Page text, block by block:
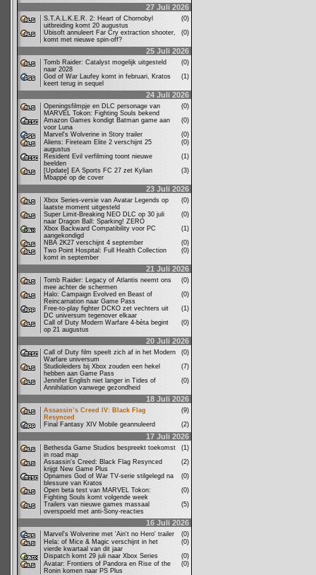
27 Juli 2026
S.T.A.L.K.E.R. 2: Heart of Chornobyl
uitbreiding komt 20 augustus
(0)
Ubisoft annuleert Far Cry extraction shooter,
komt met nieuwe spin-off?
(0)
25 Juli 2026
Tomb Raider: Catalyst mogelijk uitgesteld
naar 2028
(0)
God of War Laufey komt in februari, Kratos
keert terug in sequel
(1)
24 Juli 2026
Openingsfilmpje en DLC personage van
MARVEL Tokon: Fighting Souls bekend
(0)
Amazon Games kondigt Batman game aan
voor Luna
(0)
Marvel's Wolverine in Story trailer
(0)
Aliens: Fireteam Elite 2 verschijnt 25
augustus
(0)
Resident Evil verfilming toont nieuwe
beelden
(1)
[Update] EA Sports FC 27 zet Kylian
Mbappé op de cover
(3)
23 Juli 2026
Xbox Series-versie van Avatar Legends op
laatste moment uitgesteld
(0)
Super Limit-Breaking NEO DLC op 30 juli
naar Dragon Ball: Sparking! ZERO
(0)
Xbox Backward Compatibility voor PC
aangekondigd
(1)
NBA 2K27 verschijnt 4 september
(0)
Two Point Hospital: Full Health Collection
komt in september
(0)
21 Juli 2026
Tomb Raider: Legacy of Atlantis neemt ons
mee achter de schermen
(0)
Halo: Campaign Evolved en Beast of
Reincarnation naar Game Pass
(0)
Free-to-play fighter DCKO zet vechters uit
DC universum tegenover elkaar
(1)
Call of Duty Modern Warfare 4-bèta begint
op 21 augustus
(0)
20 Juli 2026
Call of Duty film speelt zich af in het Modern
Warfare universum
(0)
Studioleiders bij Xbox zouden een hekel
hebben aan Game Pass
(7)
Jennifer English niet langer in Tides of
Annihilation vanwege gezondheid
(0)
18 Juli 2026
Assassin’s Creed IV: Black Flag
Resynced
(9)
Final Fantasy XIV Mobile geannuleerd
(2)
17 Juli 2026
Bethesda Game Studios bespreekt toekomst
in road map
(1)
Assassin's Creed: Black Flag Resynced
krijgt New Game Plus
(2)
Opnames God of War TV-serie stilgelegd na
blessure van Kratos
(0)
Open beta test van MARVEL Tokon:
Fighting Souls komt volgende week
(0)
Trailers van nieuwe games massaal
overspoeld met anti-Sony-reacties
(5)
16 Juli 2026
Marvel's Wolverine met 'Ain't no Hero' trailer
(0)
Hela: of Mice & Magic verschijnt in het
vierde kwartaal van dit jaar
(0)
Dispatch komt 29 juli naar Xbox Series
(0)
Avatar: Frontiers of Pandora en Rise of the
Ronin komen naar PS Plus
(0)